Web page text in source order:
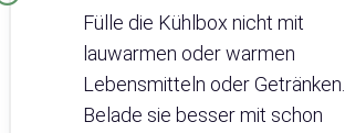
Fülle die Kühlbox nicht mit
lauwarmen oder warmen
Lebensmitteln oder Getränken.
Belade sie besser mit schon